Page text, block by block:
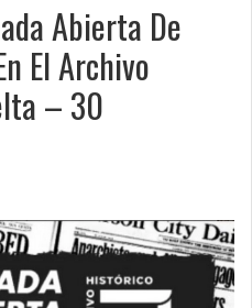
Abierta De
El Archivo
– 30